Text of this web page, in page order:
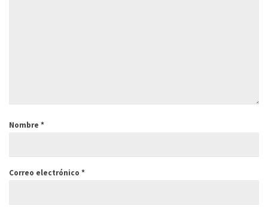
Nombre *
Correo electrónico *